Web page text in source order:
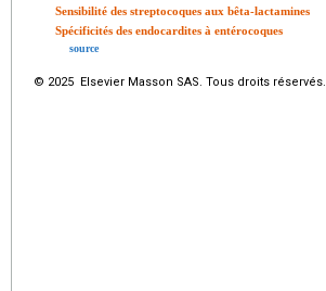
Sensibilité des streptocoques aux bêta-lactamines
Spécificités des endocardites à entérocoques
source
© 2025 Elsevier Masson SAS. Tous droits réservés.